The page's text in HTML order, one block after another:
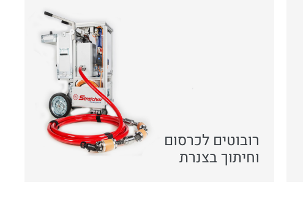
רובוטים לכרסום
וחיתוך בצנרת